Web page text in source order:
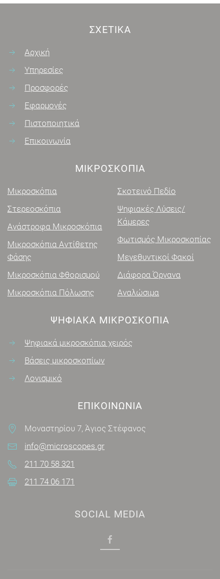
ΣΧΕΤΙΚΆ
Αρχική
Υπηρεσίες
Προσφορές
Εφαρμογές
Πιστοποιητικά
Επικοινωνία
ΜΙΚΡΟΣΚΌΠΙΑ
Μικροσκόπια
Στερεοσκόπια
Ανάστροφα Μικροσκόπια
Μικροσκόπια Αντίθετης
Φάσης
Μικροσκόπια Φθορισμού
Μικροσκόπια Πόλωσης
Σκοτεινό Πεδίο
Ψηφιακές Λύσεις/
Κάμερες
Φωτισμός Μικροσκοπίας
Μεγεθυντικοί Φακοί
Διάφορα Όργανα
Αναλώσιμα
ΨΗΦΙΑΚΑ ΜΙΚΡΟΣΚΌΠΙΑ
Ψηφιακά μικροσκόπια χειρός
Βάσεις μικροσκοπίων
Λογισμικό
ΕΠΙΚΟΙΝΩΝΊΑ
Μοναστηρίου 7, Άγιος Στέφανος
info@microscopes.gr
211 70 58 321
211 74 06 171
SOCIAL MEDIA